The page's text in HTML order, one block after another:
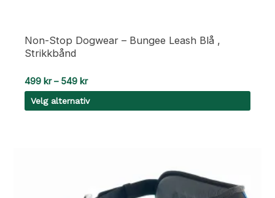
Non-Stop Dogwear – Bungee Leash Blå ,
Strikkbånd
499 kr – 549 krPrisområde:
499 kr
til
549 kr
Velg alternativ